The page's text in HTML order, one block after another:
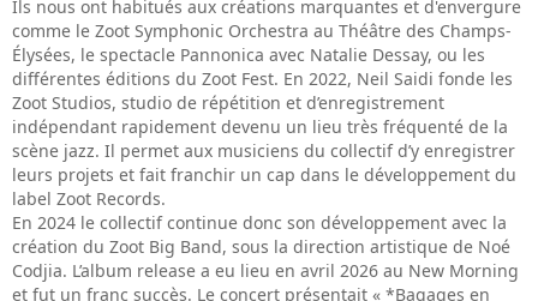
Ils nous ont habitués aux créations marquantes et d'envergure
comme le Zoot Symphonic Orchestra au Théâtre des Champs-
Élysées, le spectacle Pannonica avec Natalie Dessay, ou les
différentes éditions du Zoot Fest. En 2022, Neil Saidi fonde les
Zoot Studios, studio de répétition et d’enregistrement
indépendant rapidement devenu un lieu très fréquenté de la
scène jazz. Il permet aux musiciens du collectif d’y enregistrer
leurs projets et fait franchir un cap dans le développement du
label Zoot Records.
En 2024 le collectif continue donc son développement avec la
création du Zoot Big Band, sous la direction artistique de Noé
Codjia. L’album release a eu lieu en avril 2026 au New Morning
et fut un franc succès. Le concert présentait « *Bagages en